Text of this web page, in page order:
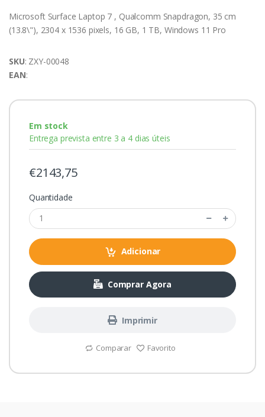
Microsoft Surface Laptop 7 , Qualcomm Snapdragon, 35 cm
(13.8\"), 2304 x 1536 pixels, 16 GB, 1 TB, Windows 11 Pro
SKU: ZXY-00048
EAN:
Em stock
Entrega prevista entre 3 a 4 dias úteis
€2143,75
Quantidade
Adicionar
Comprar Agora
Imprimir
Comparar Favorito